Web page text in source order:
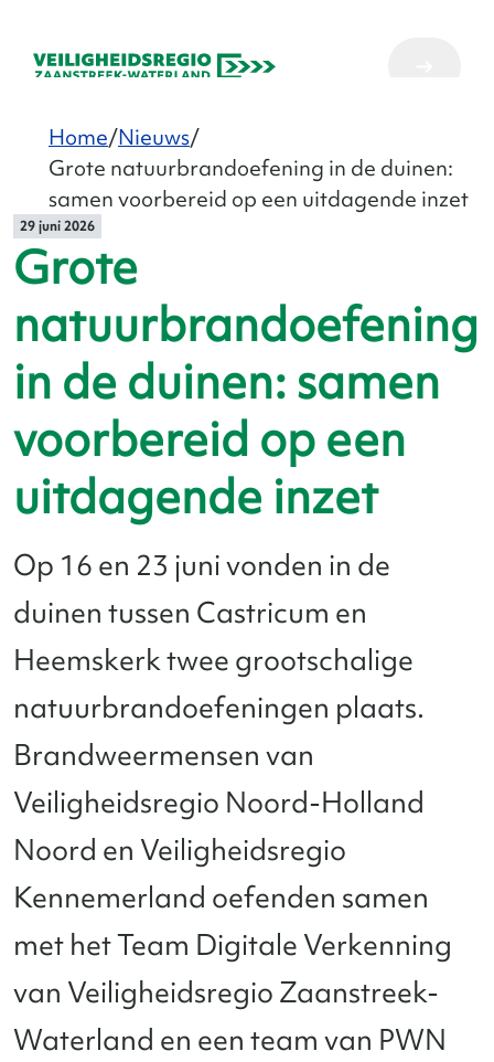
Home Nieuws
Grote natuurbrandoefening in de duinen:
samen voorbereid op een uitdagende inzet
Grote
natuurbrandoefening
in de duinen: samen
voorbereid op een
uitdagende inzet
29 juni 2026
Op 16 en 23 juni vonden in de
duinen tussen Castricum en
Heemskerk twee grootschalige
natuurbrandoefeningen plaats.
Brandweermensen van
Veiligheidsregio Noord-Holland
Noord en Veiligheidsregio
Kennemerland oefenden samen
met het Team Digitale Verkenning
van Veiligheidsregio Zaanstreek-
Waterland en een team van PWN